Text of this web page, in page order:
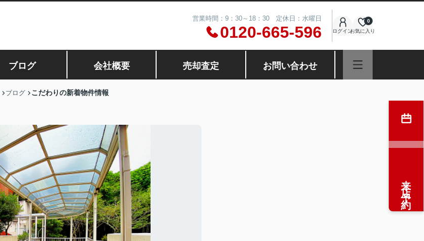
営業時間：9：30～18：30 定休日：水曜日
0120-665-596 ログインお気に入り
0
ブログ 会社概要 売却査定 お問い合わせ
ブログ こだわりの新着物件情報
来店予約